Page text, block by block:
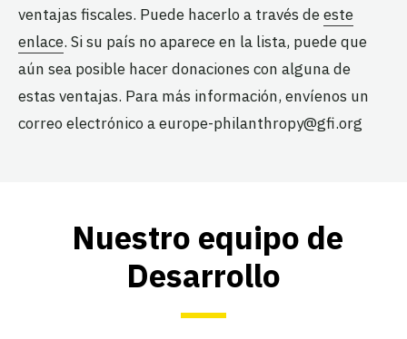
ventajas fiscales. Puede hacerlo a través deeste
enlace. Si su país no aparece en la lista, puede que
aún sea posible hacer donaciones con alguna de
estas ventajas. Para más información, envíenos un
correo electrónico a europe-philanthropy@gfi.org
Nuestro equipo de
Desarrollo